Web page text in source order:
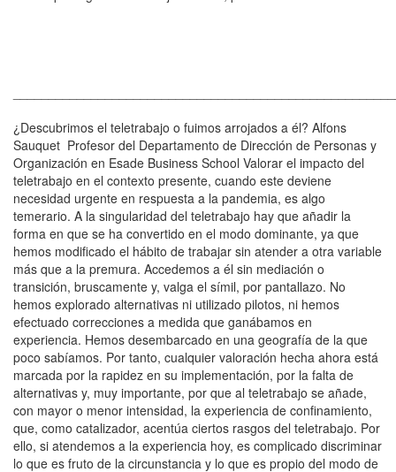
¿Descubrimos el teletrabajo o fuimos arrojados a él? Alfons
Sauquet Profesor del Departamento de Dirección de Personas y
Organización en Esade Business School Valorar el impacto del
teletrabajo en el contexto presente, cuando este deviene
necesidad urgente en respuesta a la pandemia, es algo
temerario. A la singularidad del teletrabajo hay que añadir la
forma en que se ha convertido en el modo dominante, ya que
hemos modificado el hábito de trabajar sin atender a otra variable
más que a la premura. Accedemos a él sin mediación o
transición, bruscamente y, valga el símil, por pantallazo. No
hemos explorado alternativas ni utilizado pilotos, ni hemos
efectuado correcciones a medida que ganábamos en
experiencia. Hemos desembarcado en una geografía de la que
poco sabíamos. Por tanto, cualquier valoración hecha ahora está
marcada por la rapidez en su implementación, por la falta de
alternativas y, muy importante, por que al teletrabajo se añade,
con mayor o menor intensidad, la experiencia de confinamiento,
que, como catalizador, acentúa ciertos rasgos del teletrabajo. Por
ello, si atendemos a la experiencia hoy, es complicado discriminar
lo que es fruto de la circunstancia y lo que es propio del modo de